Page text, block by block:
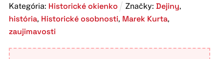
Kategória: Historické okienko Značky: Dejiny,
história, Historické osobnosti, Marek Kurta,
zaujimavosti